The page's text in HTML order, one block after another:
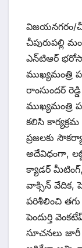
విజయనగరం/
చీపురుపల్లి
ఎన్‌టిఆర్ భరోసా
ముఖ్యమంత్రి
రాంసుందర్
ముఖ్యమంత్రి
కలిసి కార్యక్రమ
ప్రజలకు
అదేవిధంగా,
క్యాడర్
వాక్సిన్ వేదిక,
పరిశీలించి
పెందుర్తి
సూచనలు జారీ